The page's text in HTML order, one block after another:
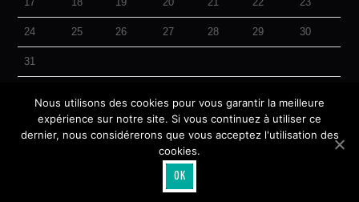
24 25 26 27 28 29 30
31
© 2026 Akhiris Online. All rights reserved.
Nous utilisons des cookies pour vous garantir la meilleure
expérience sur notre site. Si vous continuez à utiliser ce
dernier, nous considérerons que vous acceptez l'utilisation des
cookies.
OK